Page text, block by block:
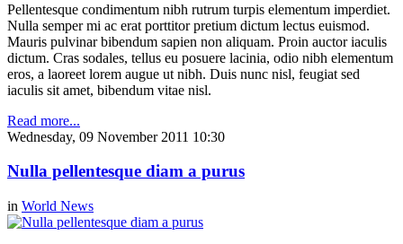
Pellentesque condimentum nibh rutrum turpis elementum imperdiet.
Nulla semper mi ac erat porttitor pretium dictum lectus euismod.
Mauris pulvinar bibendum sapien non aliquam. Proin auctor iaculis
dictum. Cras sodales, tellus eu posuere lacinia, odio nibh elementum
eros, a laoreet lorem augue ut nibh. Duis nunc nisl, feugiat sed
iaculis sit amet, bibendum vitae nisl.
Read more...
Wednesday, 09 November 2011 10:30
Nulla pellentesque diam a purus
in World News